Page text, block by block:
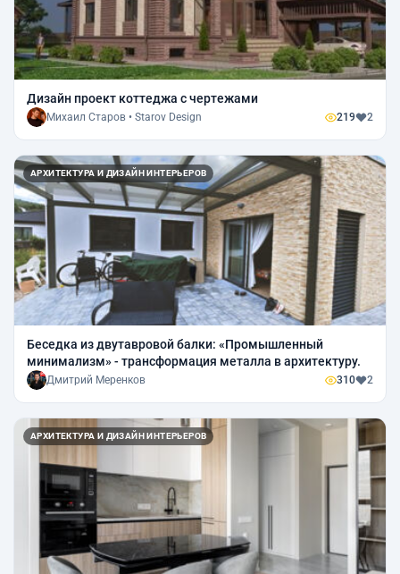
Дизайн проект коттеджа с чертежами
Михаил Старов • Starov Design 219 2
АРХИТЕКТУРА И ДИЗАЙН ИНТЕРЬЕРОВ
Беседка из двутавровой балки: «Промышленный
минимализм» - трансформация металла в архитектуру.
Дмитрий Меренков 310 2
АРХИТЕКТУРА И ДИЗАЙН ИНТЕРЬЕРОВ